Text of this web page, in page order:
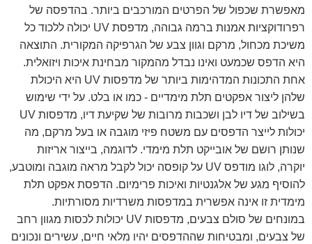
מאפשרת שכפול של הפרטים המורכבים ביותר. בהדפסה של
רפרודוקציות אמנות ברמה גבוהה, מדפסת UV יכולה ללכוד כל
משיכת מכחול, מרקם וגוון צבע של הגרפיקה המקורית. התוצאה
היא הדפס שכמעט ואינו נבדל מהמקור מבחינת איכות ויזואלית.
אחת התכונות המדהימות ביותר של מדפסות UV היא היכולת
שלהן ליצור אפקטים תלת מימדיים - כמו או בלט. על ידי שימוש
בשילוב של דיו לבן ושכבות מרובות של שקיעת דיו, מדפסות UV
יכולות לייצר הדפסים עם משטח פיזי מוגבה או בעל מרקם, מה
שנותן רושם של אובייקט תלת מימדי. לדוגמה, בייצור אריזות
יוקרה, לוגו מודפס UV על קופסה יכול לקבל מראה מוגבה ומוטבע,
להוסיף מגע של אלגנטיות ואיכות פרימיום. הדפסת אפקט תלת
מימדית זו אינה אפשרית במדפסות משרדיות מסורתיות.
במונחים של סולם צבעים, מדפסות UV יכולות לכסות מגוון רחב
של צבעים, ומבטיחות שההדפסים יהיו מלאי חיים, עשירים ונכונים